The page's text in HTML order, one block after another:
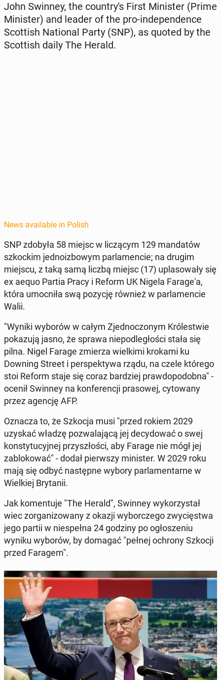
John Swinney, the coun­try's First Min­is­ter (Prime
Min­is­ter) and leader of the pro-in­de­pen­dence
Scot­tish Na­tion­al Party (SNP), as quoted by the
Scot­tish daily The Herald.
News available in Polish
SNP zdobyła 58 miejsc w liczą­cym 129 man­datów
szkockim jed­noizbowym par­la­men­cie; na drugim
miejscu, z taką samą liczbą miejsc (17) up­la­sowały się
ex aequo Partia Pracy i Reform UK Nigela Farage'a,
która umoc­niła swą pozycję również w par­la­men­cie
Walii.
"Wyniki wyborów w całym Zjed­noc­zonym Królest­wie
pokazu­ją jasno, że sprawa niepodległoś­ci stała się
pilna. Nigel Farage zmierza wielki­mi krokami ku
Downing Street i per­spek­ty­wa rządu, na czele którego
stoi Reform staje się coraz bardziej praw­dopodob­na" -
ocenił Swinney na kon­fer­encji pra­sowej, cy­towany
przez agencję AFP.
Oznacza to, że Szkocja musi "przed rokiem 2029
uzyskać władzę pozwala­jącą jej de­cy­dować o swej
kon­sty­tucyjnej przyszłoś­ci, aby Farage nie mógł jej
zablokować" - dodał pier­wszy min­is­ter. W 2029 roku
mają się odbyć następ­ne wybory par­la­men­tarne w
Wielkiej Bry­tanii.
Jak ko­men­tu­je "The Herald", Swinney wyko­rzys­tał
wiec zor­ga­ni­zowany z okazji wybor­czego zwycięst­wa
jego partii w niespeł­na 24 godziny po ogłosze­niu
wyniku wyborów, by domagać "pełnej ochrony Szkocji
przed Faragem".